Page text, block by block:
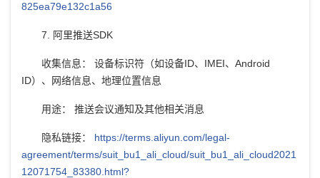
825ea79e132c1a56
7. 阿里推送SDK
收集信息： 设备标识符（如设备ID、IMEI、Android
ID）、网络信息、地理位置信息
用途： 推送会议通知及其他相关消息
隐私链接： https://terms.aliyun.com/legal-
agreement/terms/suit_bu1_ali_cloud/suit_bu1_ali_cloud2021
12071754_83380.html?